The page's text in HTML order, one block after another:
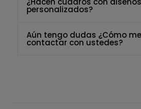
personalizados?
Aún tengo dudas ¿Cómo
contactar con ustedes?